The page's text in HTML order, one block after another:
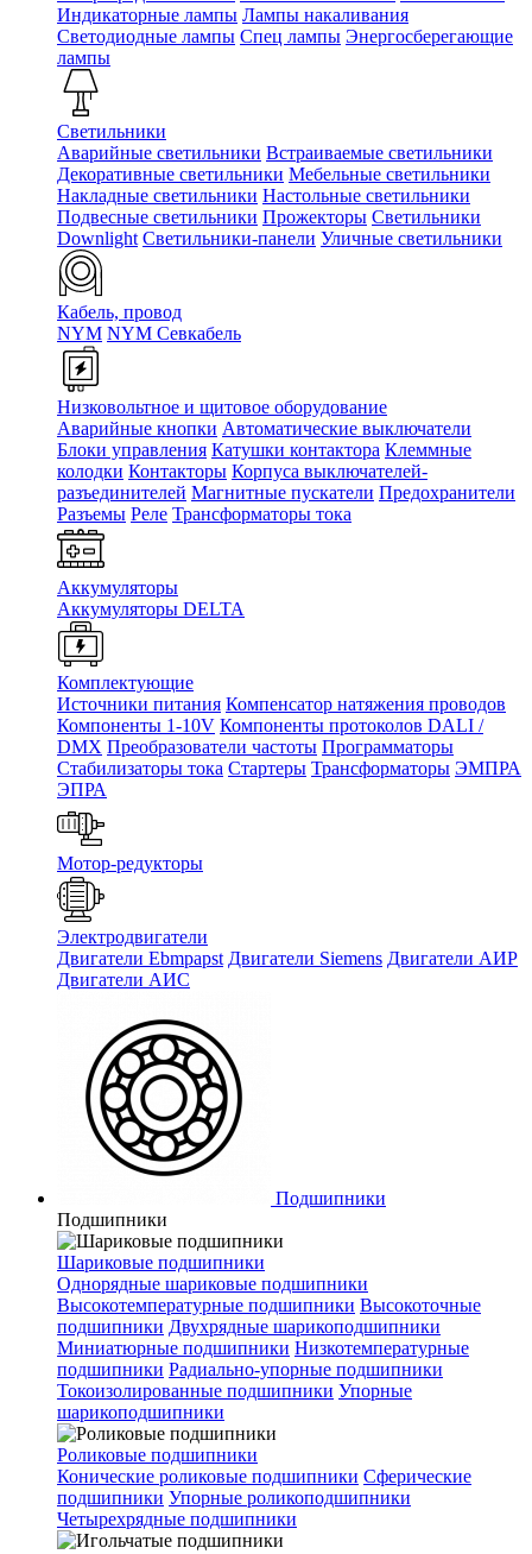
Индикаторные лампы Лампы накаливания
Светодиодные лампы Спец лампы Энергосберегающие
лампы
Светильники
Аварийные светильники Встраиваемые светильники
Декоративные светильники Мебельные светильники
Накладные светильники Настольные светильники
Подвесные светильники Прожекторы Светильники
Downlight Светильники-панели Уличные светильники
Кабель, провод
NYM NYM Севкабель
Низковольтное и щитовое оборудование
Аварийные кнопки Автоматические выключатели
Блоки управления Катушки контактора Клеммные
колодки Контакторы Корпуса выключателей-
разъединителей Магнитные пускатели Предохранители
Разъемы Реле Трансформаторы тока
Аккумуляторы
Аккумуляторы DELTA
Комплектующие
Источники питания Компенсатор натяжения проводов
Компоненты 1-10V Компоненты протоколов DALI /
DMX Преобразователи частоты Программаторы
Стабилизаторы тока Стартеры Трансформаторы ЭМПРА
ЭПРА
Мотор-редукторы
Электродвигатели
Двигатели Ebmpapst Двигатели Siemens Двигатели АИР
Двигатели АИС
Подшипники
Подшипники
Шариковые подшипники
Однорядные шариковые подшипники
Высокотемпературные подшипники Высокоточные
подшипники Двухрядные шарикоподшипники
Миниатюрные подшипники Низкотемпературные
подшипники Радиально-упорные подшипники
Токоизолированные подшипники Упорные
шарикоподшипники
Роликовые подшипники
Конические роликовые подшипники Сферические
подшипники Упорные роликоподшипники
Четырехрядные подшипники